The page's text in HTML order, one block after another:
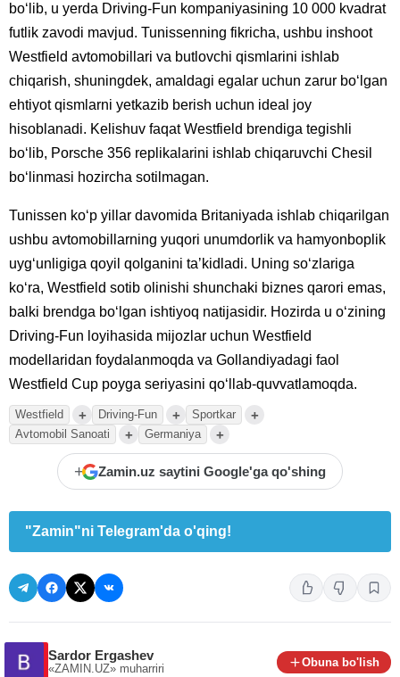
boʻlib, u yerda Driving-Fun kompaniyasining 10 000 kvadrat
futlik zavodi mavjud. Tunissenning fikricha, ushbu inshoot
Westfield avtomobillari va butlovchi qismlarini ishlab
chiqarish, shuningdek, amaldagi egalar uchun zarur boʻlgan
ehtiyot qismlarni yetkazib berish uchun ideal joy
hisoblanadi. Kelishuv faqat Westfield brendiga tegishli
boʻlib, Porsche 356 replikalarini ishlab chiqaruvchi Chesil
boʻlinmasi hozircha sotilmagan.
Tunissen koʻp yillar davomida Britaniyada ishlab chiqarilgan
ushbu avtomobillarning yuqori unumdorlik va hamyonboplik
uygʻunligiga qoyil qolganini taʼkidladi. Uning soʻzlariga
koʻra, Westfield sotib olinishi shunchaki biznes qarori emas,
balki brendga boʻlgan ishtiyoq natijasidir. Hozirda u oʻzining
Driving-Fun loyihasida mijozlar uchun Westfield
modellaridan foydalanmoqda va Gollandiyadagi faol
Westfield Cup poyga seriyasini qoʻllab-quvvatlamoqda.
Westfield + Driving-Fun + Sportkar +
Avtomobil Sanoati + Germaniya +
+ Zamin.uz saytini Google'ga qo'shing
"Zamin"ni Telegram'da o'qing!
Sardor Ergashev
«ZAMIN.UZ» muharriri
Obuna bo'lish